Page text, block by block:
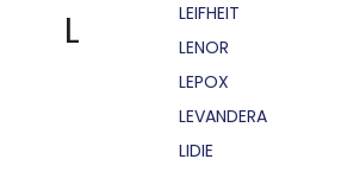
L
LEIFHEIT
LENOR
LEPOX
LEVANDERA
LIDIE